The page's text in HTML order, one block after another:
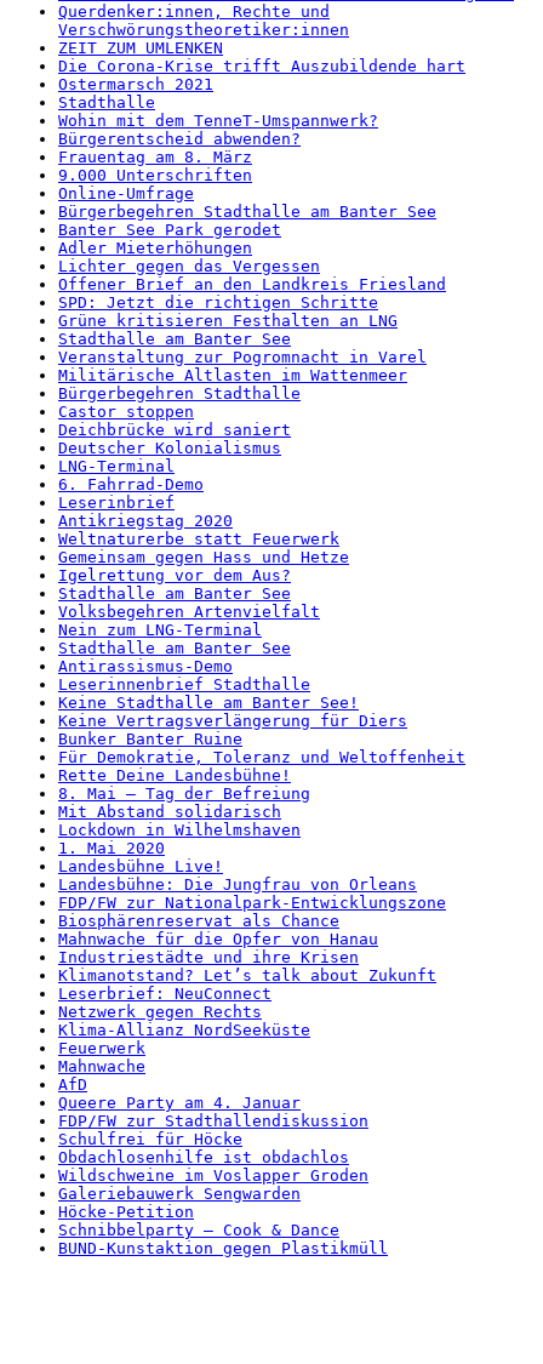
Querdenker:innen, Rechte und
Verschwörungstheoretiker:innen
ZEIT ZUM UMLENKEN
Die Corona-Krise trifft Auszubildende hart
Ostermarsch 2021
Stadthalle
Wohin mit dem TenneT-Umspannwerk?
Bürgerentscheid abwenden?
Frauentag am 8. März
9.000 Unterschriften
Online-Umfrage
Bürgerbegehren Stadthalle am Banter See
Banter See Park gerodet
Adler Mieterhöhungen
Lichter gegen das Vergessen
Offener Brief an den Landkreis Friesland
SPD: Jetzt die richtigen Schritte
Grüne kritisieren Festhalten an LNG
Stadthalle am Banter See
Veranstaltung zur Pogromnacht in Varel
Militärische Altlasten im Wattenmeer
Bürgerbegehren Stadthalle
Castor stoppen
Deichbrücke wird saniert
Deutscher Kolonialismus
LNG-Terminal
6. Fahrrad-Demo
Leserinbrief
Antikriegstag 2020
Weltnaturerbe statt Feuerwerk
Gemeinsam gegen Hass und Hetze
Igelrettung vor dem Aus?
Stadthalle am Banter See
Volksbegehren Artenvielfalt
Nein zum LNG-Terminal
Stadthalle am Banter See
Antirassismus-Demo
Leserinnenbrief Stadthalle
Keine Stadthalle am Banter See!
Keine Vertragsverlängerung für Diers
Bunker Banter Ruine
Für Demokratie, Toleranz und Weltoffenheit
Rette Deine Landesbühne!
8. Mai – Tag der Befreiung
Mit Abstand solidarisch
Lockdown in Wilhelmshaven
1. Mai 2020
Landesbühne Live!
Landesbühne: Die Jungfrau von Orleans
FDP/FW zur Nationalpark-Entwicklungszone
Biosphärenreservat als Chance
Mahnwache für die Opfer von Hanau
Industriestädte und ihre Krisen
Klimanotstand? Let’s talk about Zukunft
Leserbrief: NeuConnect
Netzwerk gegen Rechts
Klima-Allianz NordSeeküste
Feuerwerk
Mahnwache
AfD
Queere Party am 4. Januar
FDP/FW zur Stadthallendiskussion
Schulfrei für Höcke
Obdachlosenhilfe ist obdachlos
Wildschweine im Voslapper Groden
Galeriebauwerk Sengwarden
Höcke-Petition
Schnibbelparty – Cook & Dance
BUND-Kunstaktion gegen Plastikmüll